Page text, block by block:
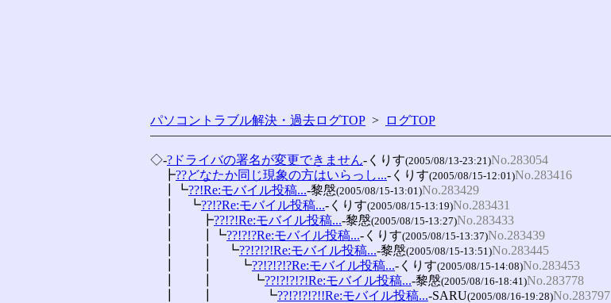
パソコントラブル解決・過去ログTOP > ログTOP
◇-?ドライバの署名が変更できません-くりす(2005/08/13-23:21)No.283054
┣??どなたか同じ現象の方はいらっし...-くりす(2005/08/15-12:01)No.283416
┃┗??!Re:モバイル投稿...-黎慇(2005/08/15-13:01)No.283429
┃　┗??!?Re:モバイル投稿...-くりす(2005/08/15-13:19)No.283431
┃　　┣??!?!Re:モバイル投稿...-黎慇(2005/08/15-13:27)No.283433
┃　　┃┗??!?!?Re:モバイル投稿...-くりす(2005/08/15-13:37)No.283439
┃　　┃　┗??!?!?!Re:モバイル投稿...-黎慇(2005/08/15-13:51)No.283445
┃　　┃　　┗??!?!?!?Re:モバイル投稿...-くりす(2005/08/15-14:08)No.283453
┃　　┃　　　┗??!?!?!?!Re:モバイル投稿...-黎慇(2005/08/16-18:41)No.283778
┃　　┃　　　　┗??!?!?!?!!Re:モバイル投稿...-SARU(2005/08/16-19:28)No.283797